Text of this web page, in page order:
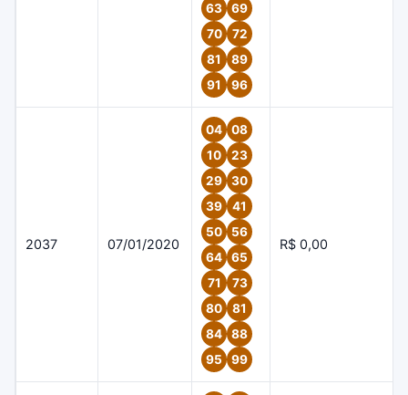
63
69
70
72
81
89
91
96
2037 07/01/2020
04
08
10
23
29
30
39
41
50
56
64
65
71
73
80
81
84
88
95
99
R$ 0,00